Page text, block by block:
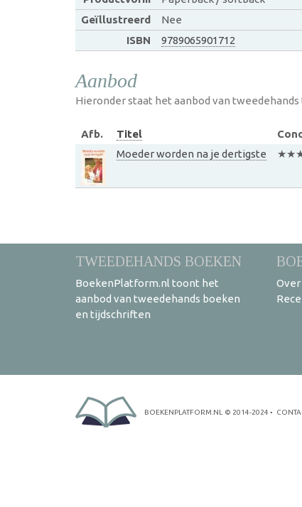
Geïllustreerd
Nee
ISBN
9789065901712
Aanbod
Hieronder staat het aanbod van
Afb. Titel
Moeder worden na je dertigste
TWEEDEHANDS BOEKEN
BoekenPlatform.nl toont het
aanbod van tweedehands boeken
en tijdschriften
Over
BOEKENPLATFORM.NL © 2014-2024 •